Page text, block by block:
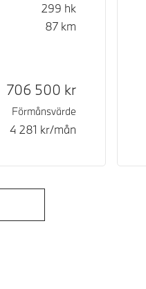
299 hk
87 km
Kontantpris
706 500 kr
Förmånsvärde
4 281 kr/mån